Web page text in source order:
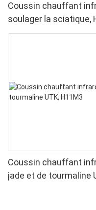
Coussin chauffant
soulager la sciatique,
Coussin chauffant
jade et de tourmaline